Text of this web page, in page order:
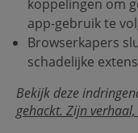
koppelingen om
app-gebruik te
Browserkapers
schadelijke
Bekijk deze
gehackt. Zijn